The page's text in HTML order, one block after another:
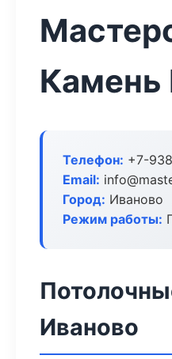
Камень
Телефон: +7-
Email:
Город: Иваново
Режим работы:
Иваново